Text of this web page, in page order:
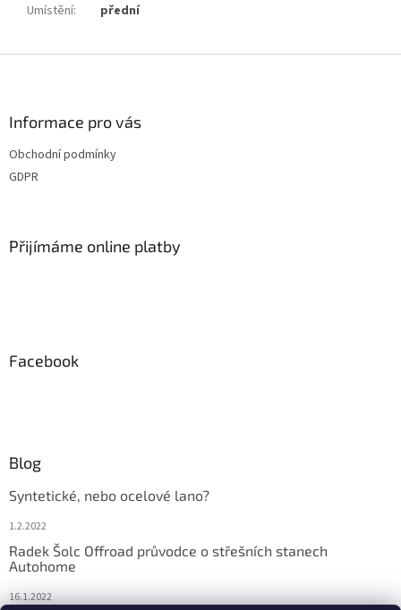
Umístění: přední
Informace pro vás
Obchodní podmínky
GDPR
Přijímáme online platby
Facebook
Blog
Syntetické, nebo ocelové lano?
1.2.2022
Radek Šolc Offroad průvodce o střešních stanech
Autohome
16.1.2022